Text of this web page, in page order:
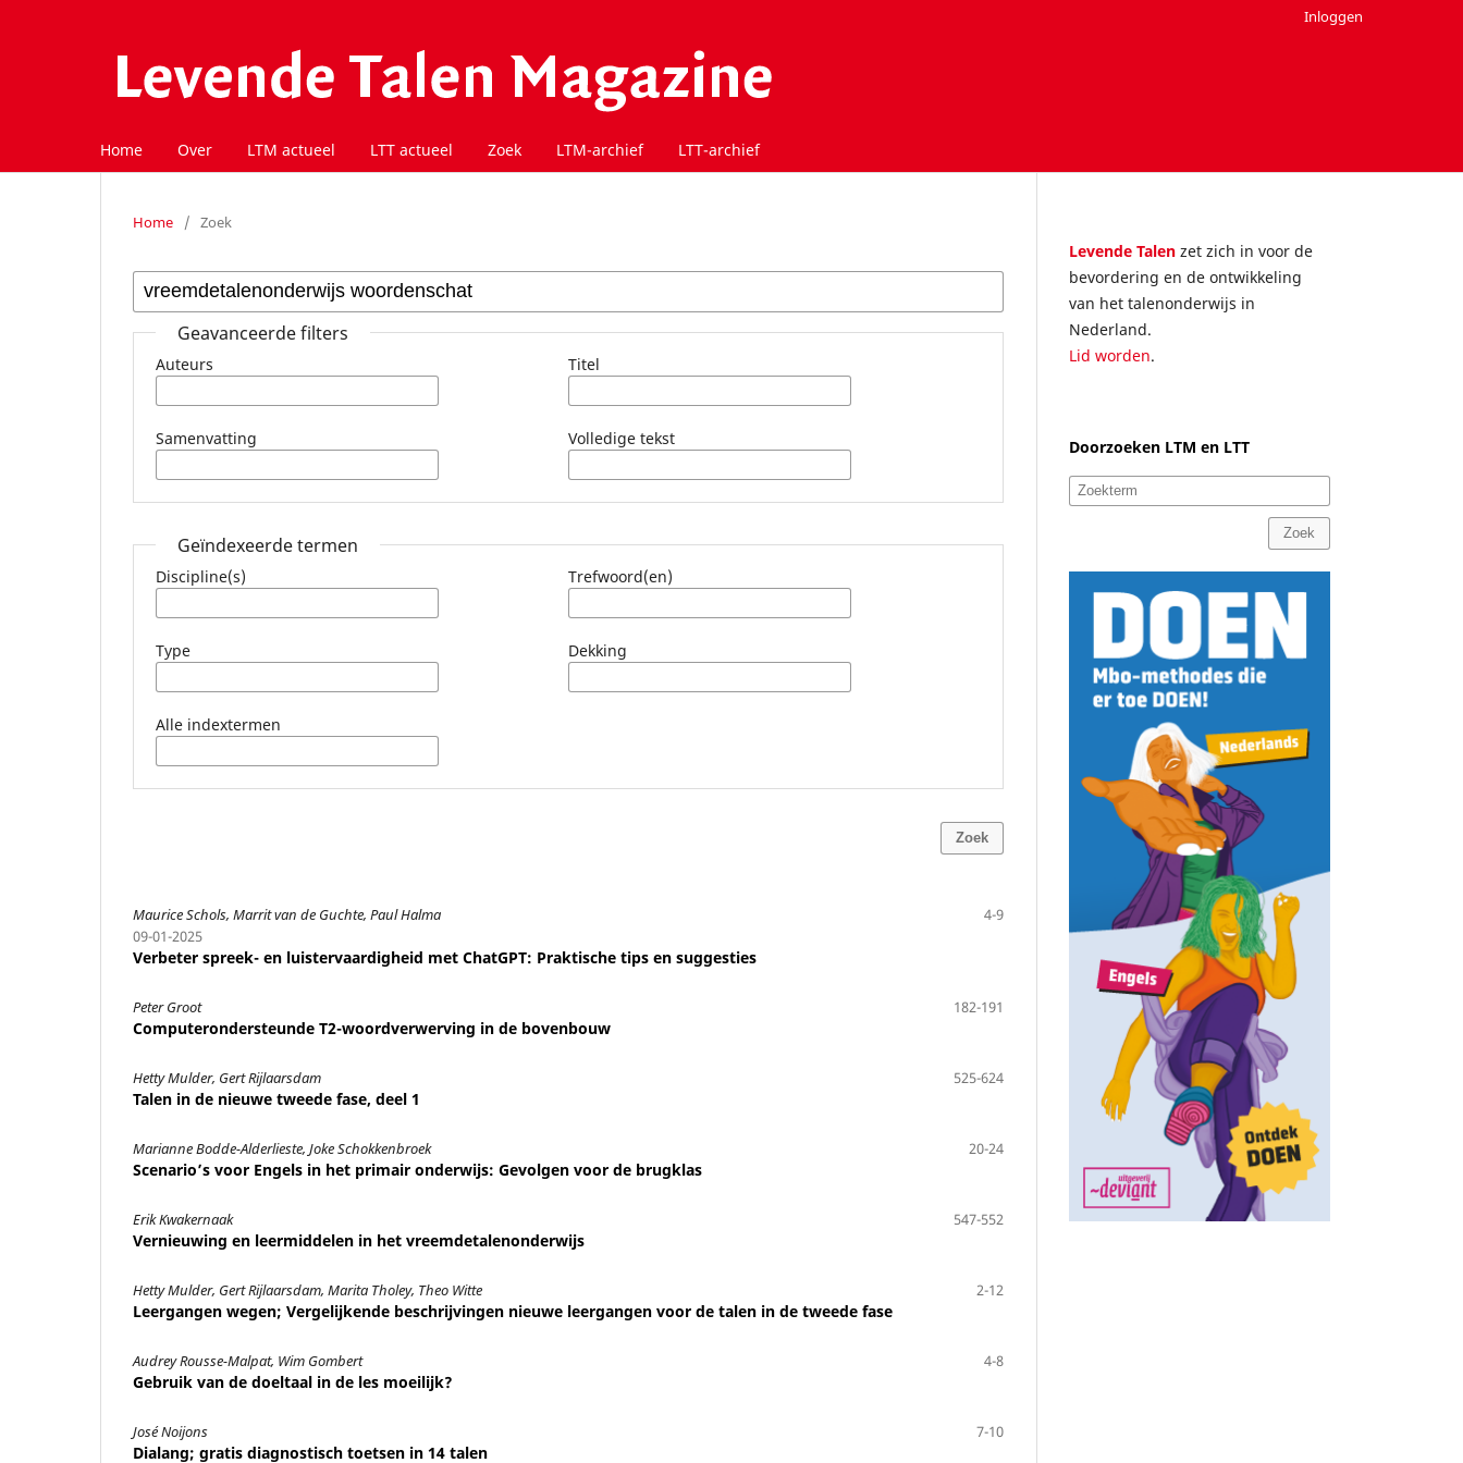
Home Over LTM actueel LTT actueel Zoek LTM-archief LTT-archief
Inloggen
Home / Zoek
Geavanceerde filters
Auteurs Titel
Samenvatting Volledige tekst
Geïndexeerde termen
Discipline(s) Trefwoord(en)
Type Dekking
Alle indextermen
Zoek
Maurice Schols, Marrit van de Guchte, Paul Halma
4-9
09-01-2025
Verbeter spreek- en luistervaardigheid met ChatGPT: Praktische tips en suggesties
Peter Groot 182-191
Computerondersteunde T2-woordverwerving in de bovenbouw
Hetty Mulder, Gert Rijlaarsdam 525-624
Talen in de nieuwe tweede fase, deel 1
Marianne Bodde-Alderlieste, Joke Schokkenbroek 20-24
Scenario’s voor Engels in het primair onderwijs: Gevolgen voor de brugklas
Erik Kwakernaak 547-552
Vernieuwing en leermiddelen in het vreemdetalenonderwijs
Hetty Mulder, Gert Rijlaarsdam, Marita Tholey, Theo Witte 2-12
Leergangen wegen; Vergelijkende beschrijvingen nieuwe leergangen voor de talen in de tweede fase
Audrey Rousse-Malpat, Wim Gombert 4-8
Gebruik van de doeltaal in de les moeilijk?
José Noijons 7-10
Dialang; gratis diagnostisch toetsen in 14 talen
Levende Talen zet zich in voor de
bevordering en de ontwikkeling
van het talenonderwijs in
Nederland.
Lid worden.
Doorzoeken LTM en LTT
Zoek